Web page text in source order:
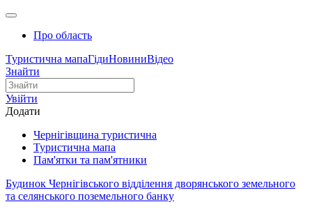
Про область
Туристична мапаГідиНовиниВідео
Знайти
Увійти
Додати
Чернігівщина туристична
Туристична мапа
Пам'ятки та пам'ятники
Будинок Чернігівського відділення дворянського земельного
та селянського поземельного банку